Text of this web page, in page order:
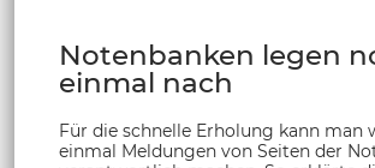
Notenbanken legen
einmal nach
Für die schnelle Erholung kann man
einmal Meldungen von Seiten der